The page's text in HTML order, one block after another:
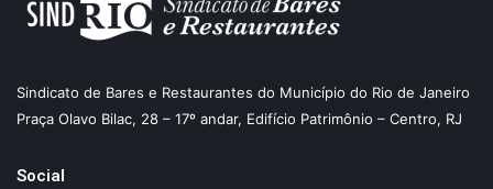
Sindicato de Bares e Restaurantes do Município do Rio de Janeiro
Praça Olavo Bilac, 28 – 17º andar, Edifício Patrimônio – Centro, RJ
Social